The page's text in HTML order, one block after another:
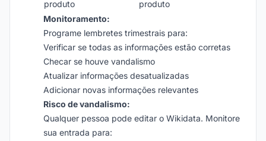
produto
produto
Monitoramento:
Programe lembretes trimestrais para:
Verificar se todas as informações estão corretas
Checar se houve vandalismo
Atualizar informações desatualizadas
Adicionar novas informações relevantes
Risco de vandalismo:
Qualquer pessoa pode editar o Wikidata. Monitore
sua entrada para: